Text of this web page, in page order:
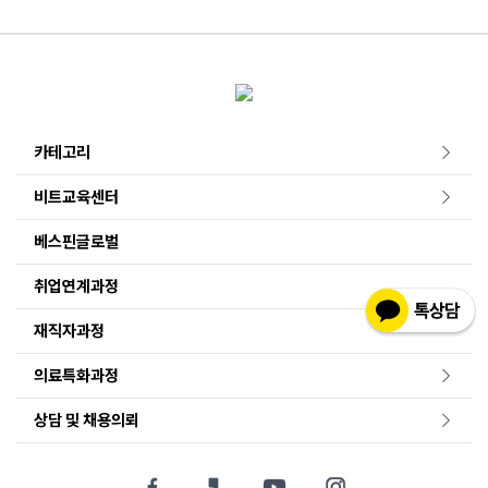
카테고리
비트교육센터
베스핀글로벌
취업연계과정
재직자과정
의료특화과정
상담 및 채용의뢰